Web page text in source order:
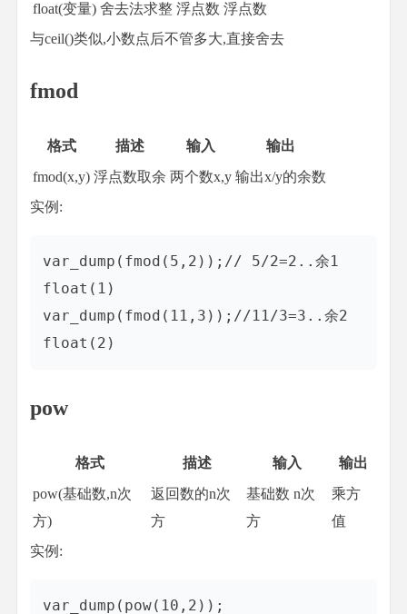
float(变量) 舍去法求整 浮点数 浮点数
与ceil()类似,小数点后不管多大,直接舍去
fmod
格式 描述 输入
输出
fmod(x,y) 浮点数取余 两个数x,y 输出x/y的余数
实例:
var_dump(fmod(5,2));// 5/2=2..余1
float(1)
var_dump(fmod(11,3));//11/3=3..余2
pow
格式 描述 输入
输出
pow(基础数,n次
方)
返回数的n次
方
基础数 n次
方
乘方
值
实例: